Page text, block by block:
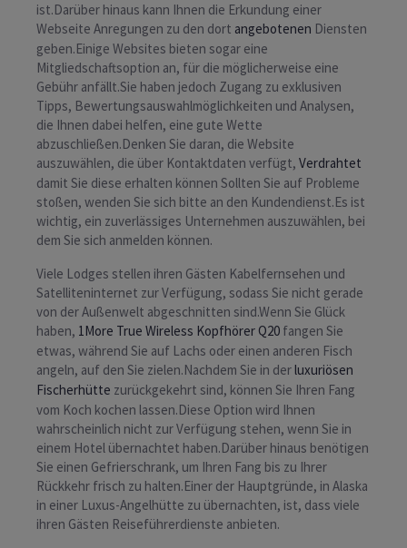
ist.Darüber hinaus kann Ihnen die Erkundung einer
Webseite Anregungen zu den dort angebotenen Diensten
geben.Einige Websites bieten sogar eine
Mitgliedschaftsoption an, für die möglicherweise eine
Gebühr anfällt.Sie haben jedoch Zugang zu exklusiven
Tipps, Bewertungsauswahlmöglichkeiten und Analysen,
die Ihnen dabei helfen, eine gute Wette
abzuschließen.Denken Sie daran, die Website
auszuwählen, die über Kontaktdaten verfügt, Verdrahtet
damit Sie diese erhalten können Sollten Sie auf Probleme
stoßen, wenden Sie sich bitte an den Kundendienst.Es ist
wichtig, ein zuverlässiges Unternehmen auszuwählen, bei
dem Sie sich anmelden können.
Viele Lodges stellen ihren Gästen Kabelfernsehen und
Satelliteninternet zur Verfügung, sodass Sie nicht gerade
von der Außenwelt abgeschnitten sind.Wenn Sie Glück
haben, 1More True Wireless Kopfhörer Q20 fangen Sie
etwas, während Sie auf Lachs oder einen anderen Fisch
angeln, auf den Sie zielen.Nachdem Sie in derluxuriösen
Fischerhütte zurückgekehrt sind, können Sie Ihren Fang
vom Koch kochen lassen.Diese Option wird Ihnen
wahrscheinlich nicht zur Verfügung stehen, wenn Sie in
einem Hotel übernachtet haben.Darüber hinaus benötigen
Sie einen Gefrierschrank, um Ihren Fang bis zu Ihrer
Rückkehr frisch zu halten.Einer der Hauptgründe, in Alaska
in einer Luxus-Angelhütte zu übernachten, ist, dass viele
ihren Gästen Reiseführerdienste anbieten.